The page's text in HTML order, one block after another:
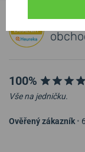
100%
100%
Vše na jedničku.
Ověřený zákazník •